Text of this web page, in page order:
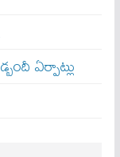
ఏర్పాట్లు